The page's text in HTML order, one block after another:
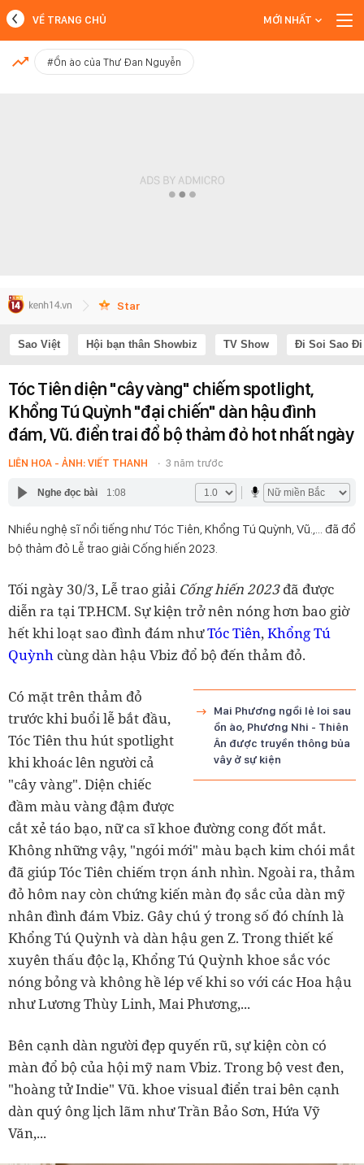
MỚI NHẤT
VỀ TRANG CHỦ MỚI NHẤT
#Ồn ào của Thư Đan Nguyễn
Star
Sao Việt Hội bạn thân Showbiz TV Show Đi Soi Sao Đi
Tóc Tiên diện "cây vàng" chiếm spotlight,
Khổng Tú Quỳnh "đại chiến" dàn hậu đình
đám, Vũ. điển trai đổ bộ thảm đỏ hot nhất ngày
LIÊN HOA - ẢNH: VIẾT THANH 3 năm trước
Nghe đọc bài 1:08
Nhiều nghệ sĩ nổi tiếng như Tóc Tiên, Khổng Tú Quỳnh, Vũ.,... đã đổ
bộ thảm đỏ Lễ trao giải Cống hiến 2023.
Tối ngày 30/3, Lễ trao giải Cống hiến 2023đã được
diễn ra tại TP.HCM. Sự kiện trở nên nóng hơn bao giờ
hết khi loạt sao đình đám nhưTóc Tiên,Khổng Tú
Quỳnh cùng dàn hậu Vbiz đổ bộ đến thảm đỏ.
Mai Phương ngồi lẻ loi sau
ồn ào, Phương Nhi - Thiên
Ân được truyền thông bủa
vây ở sự kiện
Có mặt trên thảm đỏ
trước khi buổi lễ bắt đầu,
Tóc Tiên thu hút spotlight
khi khoác lên người cả
"cây vàng". Diện chiếc
đầm màu vàng đậm được
cắt xẻ táo bạo, nữ ca sĩ khoe đường cong đốt mắt.
Không những vậy, "ngói mới" màu bạch kim chói mắt
đã giúp Tóc Tiên chiếm trọn ánh nhìn. Ngoài ra, thảm
đỏ hôm nay còn chứng kiến màn đọ sắc của dàn mỹ
nhân đình đám Vbiz. Gây chú ý trong số đó chính là
Khổng Tú Quỳnh và dàn hậu gen Z. Trong thiết kế
xuyên thấu độc lạ, Khổng Tú Quỳnh khoe sắc vóc
nóng bỏng và không hề lép vế khi so với các Hoa hậu
như Lương Thùy Linh, Mai Phương,...
Bên cạnh dàn người đẹp quyến rũ, sự kiện còn có
màn đổ bộ của hội mỹ nam Vbiz. Trong bộ vest đen,
"hoàng tử Indie" Vũ. khoe visual điển trai bên cạnh
dàn quý ông lịch lãm như Trần Bảo Sơn, Hứa Vỹ
Văn,...